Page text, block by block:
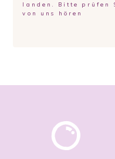
landen. Bitte prüfen
von uns hören